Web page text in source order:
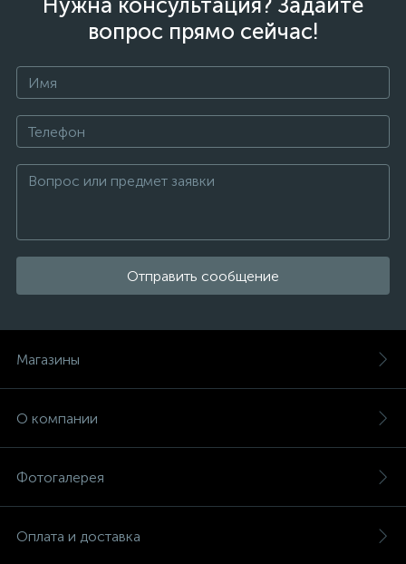
вопрос прямо сейчас!
Отправить сообщение
Магазины
О компании
Фотогалерея
Оплата и доставка